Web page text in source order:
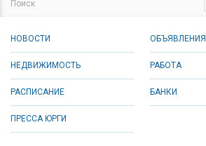
НОВОСТИ ОБЪЯВЛЕНИЯ
НЕДВИЖИМОСТЬ РАБОТА
РАСПИСАНИЕ БАНКИ
ПРЕССА ЮРГИ